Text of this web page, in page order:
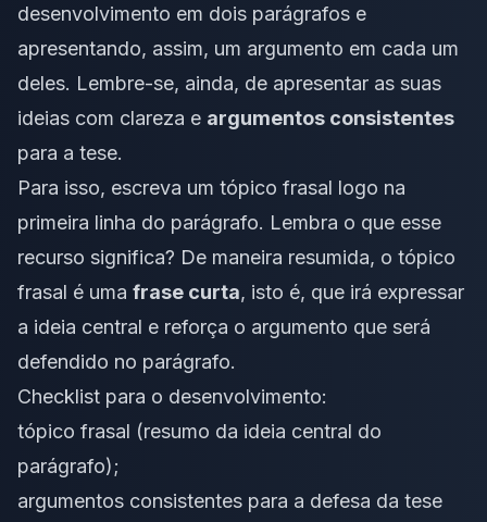
desenvolvimento em dois parágrafos e
apresentando, assim, um argumento em cada um
deles. Lembre-se, ainda, de apresentar as suas
ideias com clareza e argumentos consistentes
para a tese.
Para isso, escreva um tópico frasal logo na
primeira linha do parágrafo. Lembra o que esse
recurso significa? De maneira resumida, o tópico
frasal é uma frase curta, isto é, que irá expressar
a ideia central e reforça o argumento que será
defendido no parágrafo.
Checklist para o desenvolvimento:
tópico frasal (resumo da ideia central do
parágrafo);
argumentos consistentes para a defesa da tese